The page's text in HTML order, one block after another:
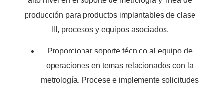
producción para productos implantables de clase
III, procesos y equipos asociados.
Proporcionar soporte técnico al equipo de
operaciones en temas relacionados con la
metrología. Procese e implemente solicitudes